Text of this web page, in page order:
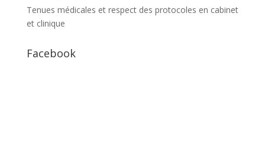
Tenues médicales et respect des protocoles en cabinet
et clinique
Facebook